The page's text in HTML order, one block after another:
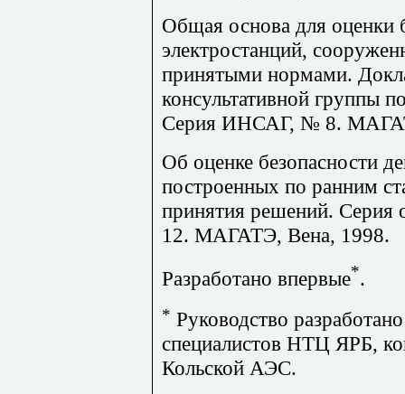
Общая основа для оценки
электростанций,
принятыми нормами.
консультативной группы
Серия ИНСАГ, № 8.
Об оценке безопасности
построенных по ранним
принятия решений. Серия
12. МАГАТЭ, Вена, 1998.
Разработано впервые*.
* Руководство
специалистов НТЦ ЯРБ,
Кольской АЭС.